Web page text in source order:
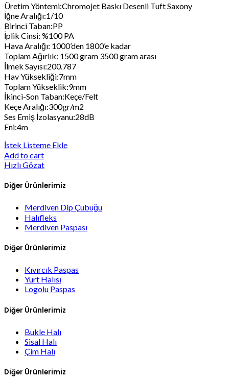
Üretim Yöntemi:Chromojet Baskı Desenli Tuft Saxony
İğne Aralığı:1/10
Birinci Taban:PP
İplik Cinsi: %100 PA
Hava Aralığı: 1000’den 1800’e kadar
Toplam Ağırlık: 1500 gram 3500 gram arası
İlmek Sayısı:200.787
Hav Yüksekliği:7mm
Toplam Yükseklik:9mm
İkinci-Son Taban:Keçe/Felt
Keçe Aralığı:300gr/m2
Ses Emiş İzolasyanu:28dB
Eni:4m
İstek Listeme Ekle
Add to cart
Hızlı Gözat
Diğer Ürünlerimiz
Merdiven Dip Çubuğu
Halıfleks
Merdiven Paspası
Diğer Ürünlerimiz
Kıvırcık Paspas
Yurt Halısı
Logolu Paspas
Diğer Ürünlerimiz
Bukle Halı
Sisal Halı
Çim Halı
Diğer Ürünlerimiz